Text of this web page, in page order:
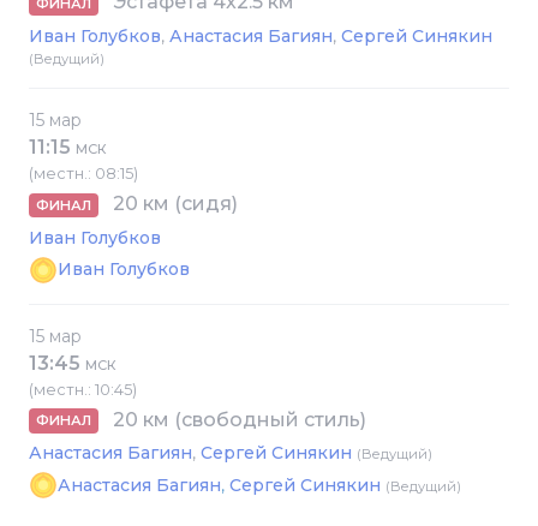
ФИНАЛ
Иван Голубков Анастасия Багиян Сергей Синякин
(Ведущий)
15 мар
11:15 МСК
(местн.: 08:15)
ФИНАЛ 20 км (сидя)
Иван Голубков
Иван Голубков
15 мар
13:45 МСК
(местн.: 10:45)
ФИНАЛ 20 км (свободный стиль)
Анастасия Багиян Сергей Синякин (Ведущий)
Анастасия Багиян, Сергей Синякин (Ведущий)